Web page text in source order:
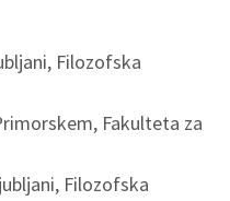
Filozofska
Fakulteta za
Filozofska